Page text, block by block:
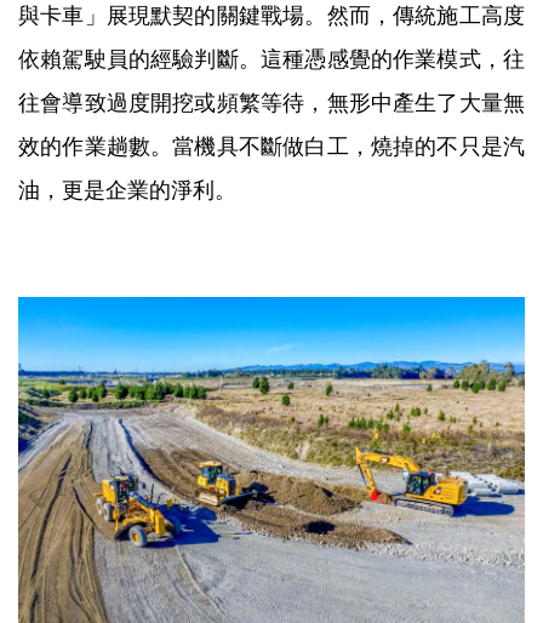
與卡車」展現默契的關鍵戰場。然而，傳統施工高度
依賴駕駛員的經驗判斷。這種憑感覺的作業模式，往
往會導致過度開挖或頻繁等待，無形中產生了大量無
效的作業趟數。當機具不斷做白工，燒掉的不只是汽
油，更是企業的淨利。